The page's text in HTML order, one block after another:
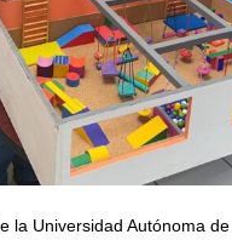
la Universidad Autónoma